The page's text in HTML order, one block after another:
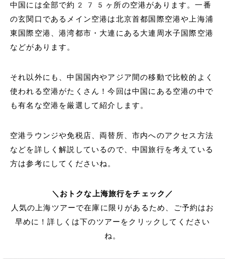
中国には全部で約275ヶ所の空港があります。一番
の玄関口であるメイン空港は北京首都国際空港や上海浦
東国際空港、港湾都市・大連にある大連周水子国際空港
などがあります。
それ以外にも、中国国内やアジア間の移動で比較的よく
使われる空港がたくさん！今回は中国にある空港の中で
も有名な空港を厳選して紹介します。
空港ラウンジや免税店、両替所、市内へのアクセス方法
などを詳しく解説しているので、中国旅行を考えている
方は参考にしてくださいね。
＼おトクな上海旅行をチェック／
人気の上海ツアーで在庫に限りがあるため、ご予約はお
早めに！詳しくは下のツアーをクリックしてください
ね。